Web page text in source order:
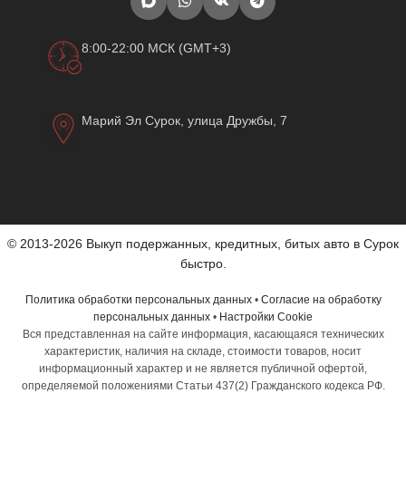
8:00-22:00 МСК (GMT+3)
Марий Эл Сурок, улица Дружбы, 7
© 2013-2026 Выкуп подержанных, кредитных, битых авто в Сурок
быстро.
Политика обработки персональных данных• Согласие на обработку
персональных данных • Настройки Cookie
Вся представленная на сайте информация, касающаяся технических
характеристик, наличия на складе, стоимости товаров, носит
информационный характер и не является публичной офертой,
определяемой положениями Статьи 437(2) Гражданского кодекса РФ.